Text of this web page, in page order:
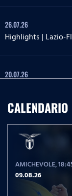
26.07.26
Highlights | Lazio-
20.07.26
24.05.26
Highlights Serie A
17.05.26
Highlights Serie
Lazio Women 2-1
CALENDARIO
AMICHEVOLE,
09.08.26